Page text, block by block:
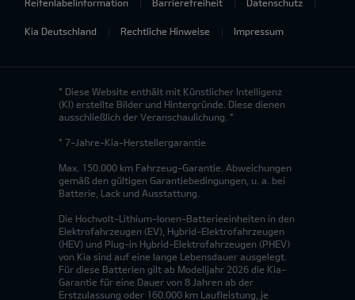
Reifenlabelinformation Barrierefreiheit Datenschutz
Kia Deutschland Rechtliche Hinweise Impressum
* Diese Website enthält mit Künstlicher Intelligenz
(KI) erstellte Bilder und Hintergründe. Diese dienen
ausschließlich der Veranschaulichung. *
* 7-Jahre-Kia-Herstellergarantie
Max. 150.000 km Fahrzeug-Garantie. Abweichungen
gemäß den gültigen Garantiebedingungen, u. a. bei
Batterie, Lack und Ausstattung.
Die Hochvolt-Lithium-Ionen-Batterieeinheiten in den
Elektrofahrzeugen (EV), Hybrid-Elektrofahrzeugen
(HEV) und Plug-in Hybrid-Elektrofahrzeugen (PHEV)
von Kia sind auf eine lange Lebensdauer ausgelegt.
Für diese Batterien gilt ab Modelljahr 2026 die Kia-
Garantie für eine Dauer von 8 Jahren ab der
Erstzulassung oder 160.000 km Laufleistung, je